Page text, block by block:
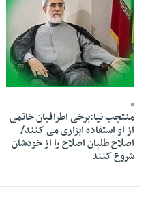
06 Shahrivar 1398 - 21:21
منتجب نیا:برخی اطرافیان خاتمی
از او استفاده ابزاری می کنند/
اصلاح طلبان اصلاح را از خودشان
شروع کنند